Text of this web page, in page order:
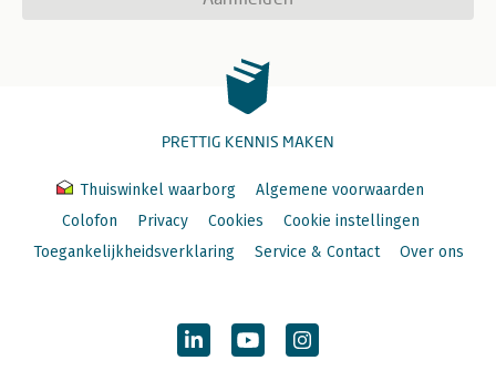
PRETTIG KENNIS MAKEN
Thuiswinkel waarborg
Algemene voorwaarden
Colofon
Privacy Cookies
Cookie instellingen
Toegankelijkheidsverklaring
Service & Contact Over ons